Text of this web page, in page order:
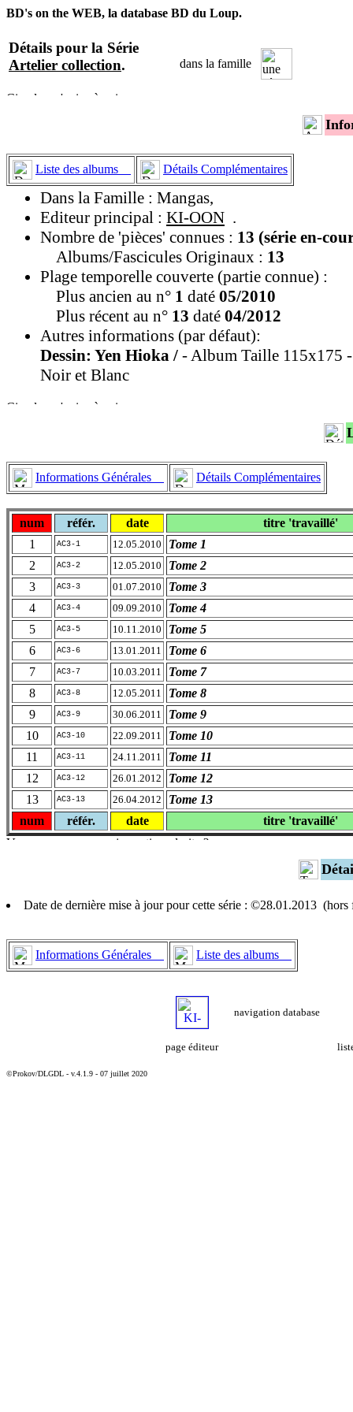
BD's on the WEB, la database BD du Loup.
Détails pour la Série
Artelier collection. dans la famille
Liste des albums Détails Complémentaires
Dans la Famille : Mangas,
Editeur principal : KI-OON .
Nombre de 'pièces' connues : 13 (série en-
Albums/Fascicules Originaux : 13
Plage temporelle couverte (partie connue) :
Plus ancien au n° 1 daté 05/2010
Plus récent au n° 13 daté 04/2012
Autres informations (par défaut):
Dessin: Yen Hioka / - Album Taille 115x175 -
Noir et Blanc
Informations Générales Détails Complémentaires
num référ. date
titre 'travaillé'
1
AC3-1 12.05.2010
Tome 1
2
AC3-2 12.05.2010
Tome 2
3
AC3-3 01.07.2010
Tome 3
4
AC3-4 09.09.2010
Tome 4
5
AC3-5 10.11.2010
Tome 5
6
AC3-6 13.01.2011
Tome 6
7
AC3-7 10.03.2011
Tome 7
8
AC3-8 12.05.2011
Tome 8
9
AC3-9 30.06.2011
Tome 9
10
AC3-10 22.09.2011
Tome 10
11
AC3-11 24.11.2011
Tome 11
12
AC3-12 26.01.2012
Tome 12
13
AC3-13 26.04.2012
Tome 13
num
référ. date titre 'travaillé'
Date de dernière mise à jour pour cette série : ©28.01.2013 (hors
Informations Générales Liste des albums
navigation database
page éditeur
©Prokov/DLGDL - v.4.1.9 - 07 juillet 2020